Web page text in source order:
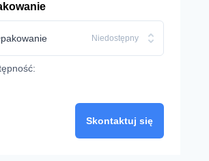
Niedostępny
Skontaktuj się